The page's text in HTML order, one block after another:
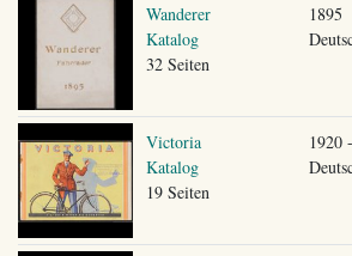
Wanderer
Katalog
32 Seiten
1895
Victoria
Katalog
19 Seiten
1920